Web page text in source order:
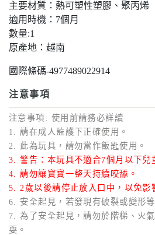
主要材質：熱可塑性塑膠、聚丙烯
適用時機：7個月
數量:1
原產地：越南
國際條碼-4977489022914
注意事項
注意事項: 使用前請務必詳讀
1. 請在成人監護下正確使用。
2. 此為玩具，請勿當作飯匙使用。
3. 警告：本玩具不適合7個月以下兒
4. 請勿讓寶寶一整天持續咬舔。
5. 2歲以後請停止放入口中，以免影
6. 安全起見，若發現有破裂或變形
7. 為了安全起見，請勿於階梯、火
耍。